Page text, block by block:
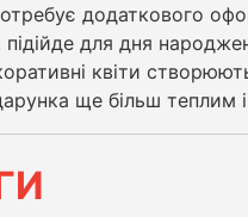
додаткового
для дня
квіти
ще більш теплим